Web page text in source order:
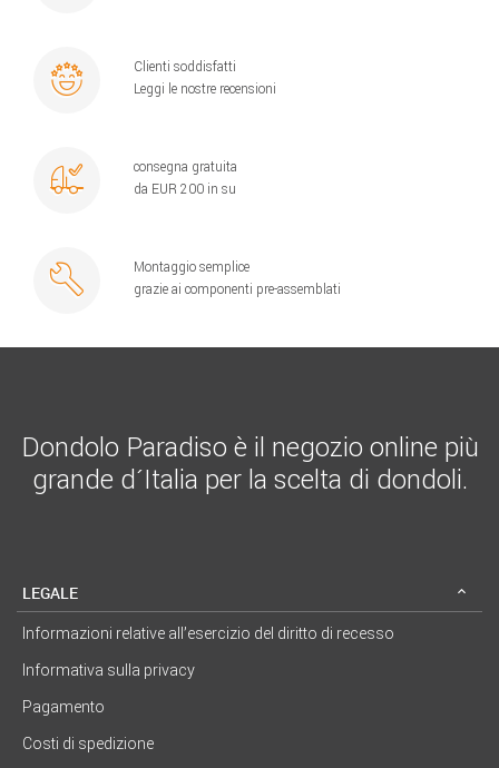
Clienti soddisfatti
Leggi le nostre recensioni
consegna gratuita
da EUR 200 in su
Montaggio semplice
grazie ai componenti pre-assemblati
Dondolo Paradiso è il negozio online più
grande d´Italia per la scelta di dondoli.
LEGALE
Informazioni relative all’esercizio del diritto di recesso
Informativa sulla privacy
Pagamento
Costi di spedizione